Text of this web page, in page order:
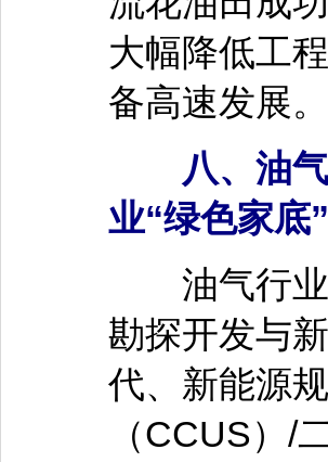
大幅降低工
备高速发展。
八、油气
业“绿色家底”
油气行业
勘探开发与
代、新能源
（CCUS）/